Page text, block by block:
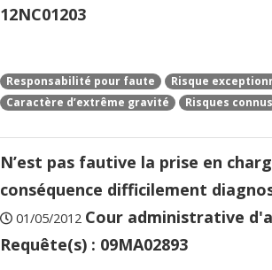
12NC01203
Responsabilité pour faute Risque
Caractère d’extrême gravité
Risques connus
N’est pas fautive la prise en
conséquence difficilement
01/05/2012 Cour administrative
Requête(s) : 09MA02893